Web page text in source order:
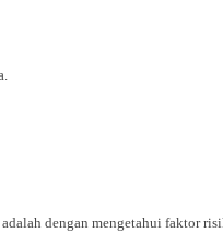
dengan mengetahui faktor